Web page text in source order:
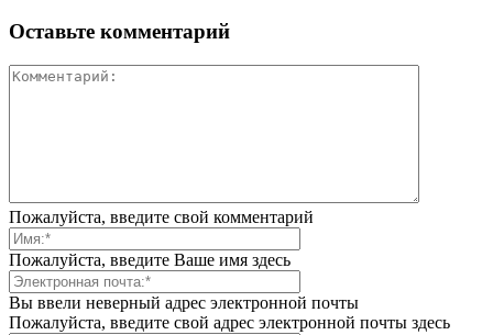
Оставьте комментарий
Пожалуйста, введите свой комментарий
Пожалуйста, введите Ваше имя здесь
Вы ввели неверный адрес электронной почты
Пожалуйста, введите свой адрес электронной почты здесь